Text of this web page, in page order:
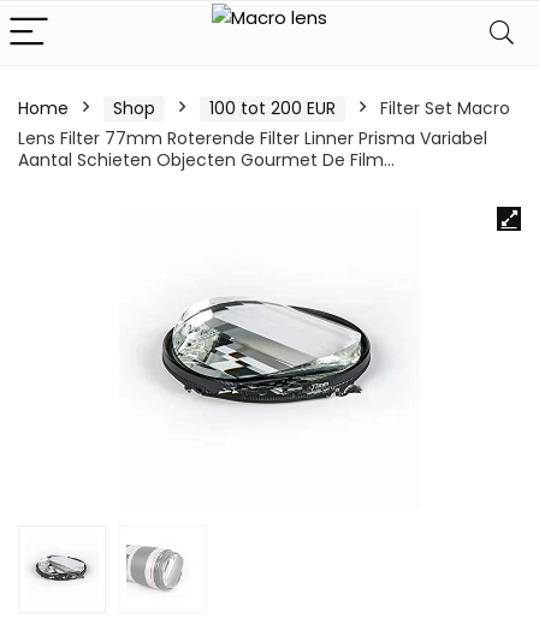
Home Shop 100 tot 200 EUR
Filter Set Macro
Lens Filter 77mm Roterende Filter Linner Prisma Variabel
Aantal Schieten Objecten Gourmet De Film…